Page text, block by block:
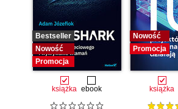
Bestseller
Nowość
Promocja
książka ebook
Nowość
Promocja
książka